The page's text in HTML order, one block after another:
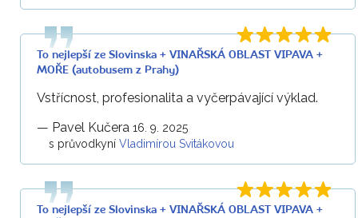
To nejlepší ze Slovinska + VINAŘSKÁ OBLAST VIPAVA +
MOŘE (autobusem z Prahy)
Vstřícnost, profesionalita a vyčerpávající výklad.
— Pavel Kučera 16. 9. 2025
s průvodkyní Vladimírou Svitákovou
To nejlepší ze Slovinska + VINAŘSKÁ OBLAST VIPAVA +